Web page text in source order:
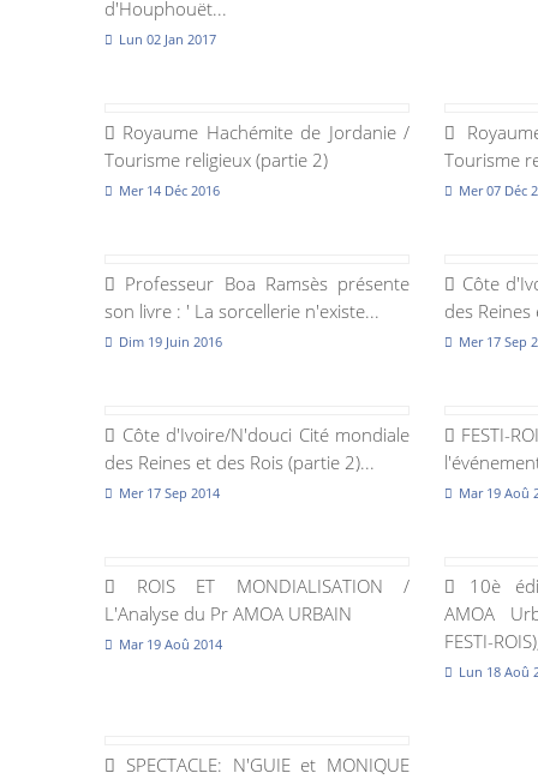
d'Houphouët...
Lun 02 Jan 2017
Royaume Hachémite de Jordanie /
Tourisme religieux (partie 2)
Mer 14 Déc 2016
Tourisme
Mer 07 Déc
Professeur Boa Ramsès présente
son livre : ' La sorcellerie n'existe...
Dim 19 Juin 2016
Côte
des
Mer 17 Sep
Côte d'Ivoire/N'douci Cité mondiale
des Reines et des Rois (partie 2)...
Mer 17 Sep 2014
FESTI-
Mar 19 Aoû
ROIS ET MONDIALISATION /
L'Analyse du Pr AMOA URBAIN
Mar 19 Aoû 2014
10è
AMOA
FESTI-
Lun 18 Aoû
SPECTACLE: N'GUIE et MONIQUE